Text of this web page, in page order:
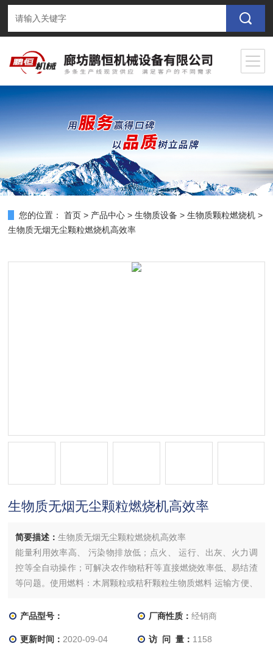
您的位置： 首页 > 产品中心 >生物质设备 >生物质颗粒燃烧机 >
生物质无烟无尘颗粒燃烧机高效率
生物质无烟无尘颗粒燃烧机高效率
简要描述：生物质无烟无尘颗粒燃烧机高效率
能量利用效率高、 污染物排放低；点火、 运行、出灰、火力调
控等全自动操作；可解决农作物秸秆等直接燃烧效率低、易结渣
等问题。使用燃料：木屑颗粒或秸秆颗粒生物质燃料 运输方便、
统所用轴承均用高品质无声轴承，且增加稀油循环冷却润滑系
配风设计。
产品型号： 厂商性质： 经销商
更新时间： 2020-09-04 访 问 量： 1158